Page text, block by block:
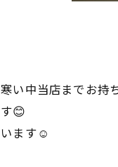
い中当店までお持
😊
います☺